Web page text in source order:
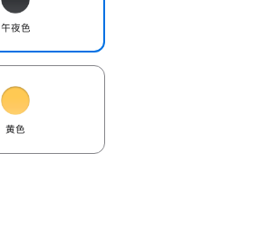
午夜色
黄色